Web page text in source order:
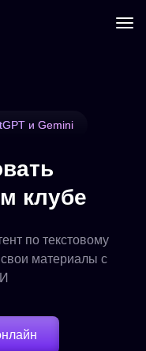
и Gemini
клубе
по текстовому
материалы с